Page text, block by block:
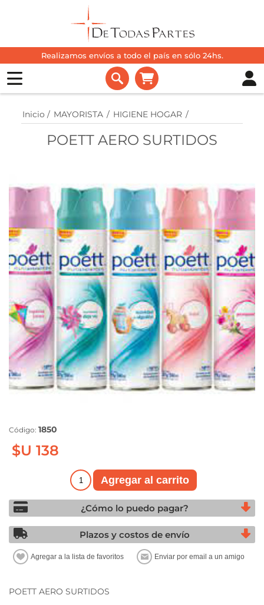
Realizamos envíos a todo el país en sólo 24hs.
Inicio / MAYORISTA / HIGIENE HOGAR /
POETT AERO SURTIDOS
Código: 1850
$U 138
¿Cómo lo puedo pagar?
Plazos y costos de envío
POETT AERO SURTIDOS